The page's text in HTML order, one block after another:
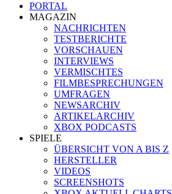
PORTAL
MAGAZIN
NACHRICHTEN
TESTBERICHTE
VORSCHAUEN
INTERVIEWS
VERMISCHTES
FILMBESPRECHUNGEN
UMFRAGEN
NEWSARCHIV
ARTIKELARCHIV
XBOX PODCASTS
SPIELE
ÜBERSICHT VON A BIS Z
HERSTELLER
VIDEOS
SCREENSHOTS